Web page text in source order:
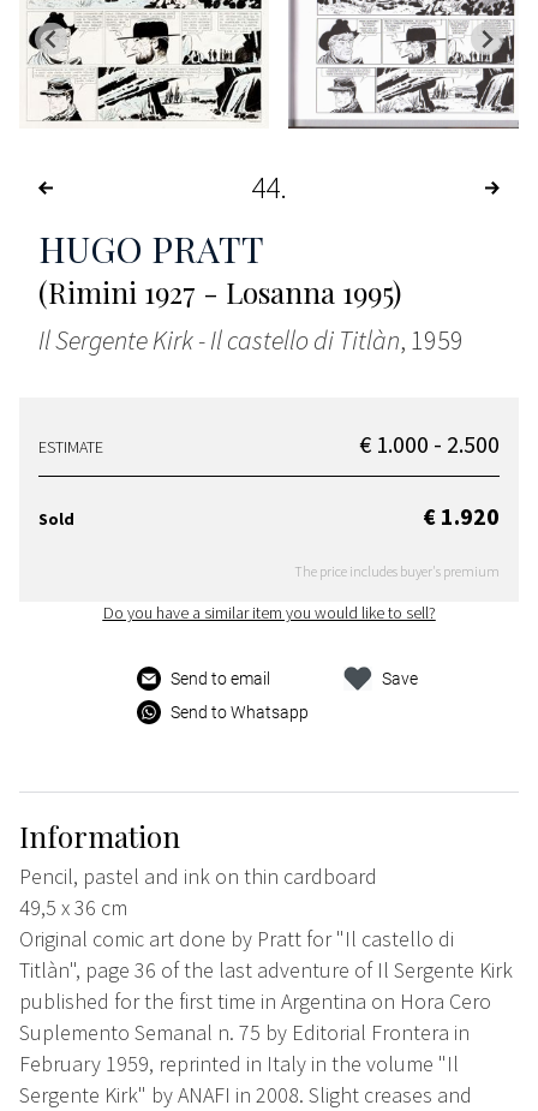
44
HUGO PRATT
(Rimini 1927 - Losanna 1995)
Il Sergente Kirk - Il castello di Titlàn, 1959
ESTIMATE € 1.000 - 2.500
Sold € 1.920
The price includes buyer's premium
Do you have a similar item you would like to sell?
Send to email
Send to Whatsapp
Save
Information
Pencil, pastel and ink on thin cardboard
49,5 x 36 cm
Original comic art done by Pratt for "Il castello di
Titlàn", page 36 of the last adventure of Il Sergente Kirk
published for the first time in Argentina on Hora Cero
Suplemento Semanal n. 75 by Editorial Frontera in
February 1959, reprinted in Italy in the volume "Il
Sergente Kirk" by ANAFI in 2008. Slight creases and